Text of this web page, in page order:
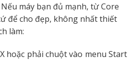
máy bạn đủ mạnh, từ Core
để cho đẹp, không nhất thiết
làm:
hoặc phải chuột vào menu Start